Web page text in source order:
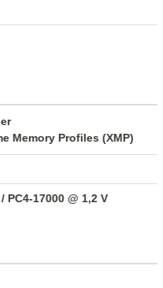
Memory Profiles (XMP)
PC4-17000 @ 1,2 V